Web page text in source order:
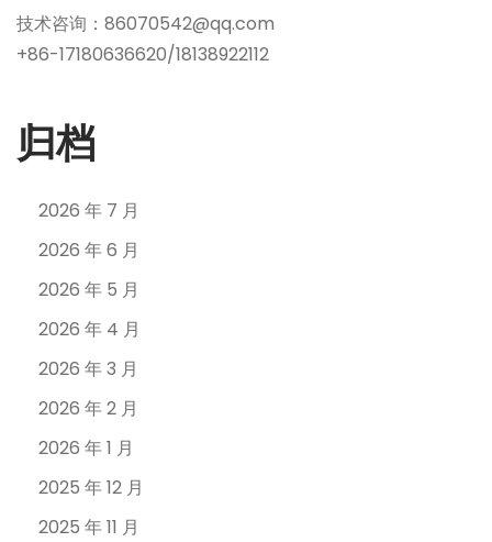
技术咨询：86070542@qq.com
+86-17180636620/18138922112
归档
2026 年 7 月
2026 年 6 月
2026 年 5 月
2026 年 4 月
2026 年 3 月
2026 年 2 月
2026 年 1 月
2025 年 12 月
2025 年 11 月